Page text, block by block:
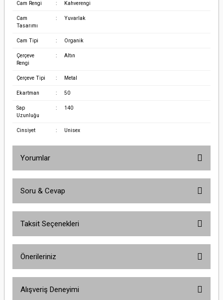
Cam Rengi : Kahverengi
Cam
Tasarımı
: Yuvarlak
Cam Tipi : Organik
Çerçeve
Rengi
: Altın
Çerçeve Tipi : Metal
Ekartman : 50
Sap
Uzunluğu
: 140
Cinsiyet : Unisex
Yorumlar
Soru & Cevap
Taksit Seçenekleri
Önerileriniz
yetersiz gördüğünüz noktaları öneri formunu kullanarak tarafımıza
Alışveriş Deneyimi